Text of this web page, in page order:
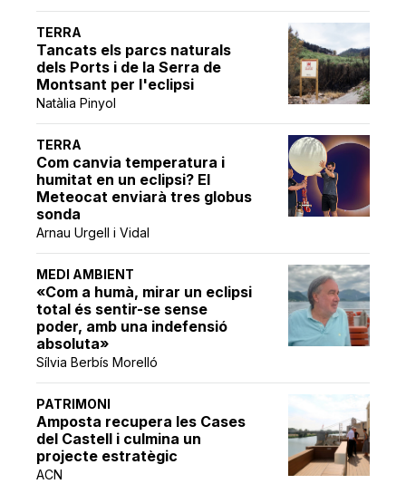
TERRA
Tancats els parcs naturals
dels Ports i de la Serra de
Montsant per l'eclipsi
Natàlia Pinyol
TERRA
Com canvia temperatura i
humitat en un eclipsi? El
Meteocat enviarà tres globus
sonda
Arnau Urgell i Vidal
MEDI AMBIENT
«Com a humà, mirar un eclipsi
total és sentir-se sense
poder, amb una indefensió
absoluta»
Sílvia Berbís Morelló
PATRIMONI
Amposta recupera les Cases
del Castell i culmina un
projecte estratègic
ACN